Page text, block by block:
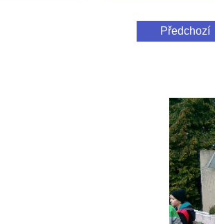
Předchozí